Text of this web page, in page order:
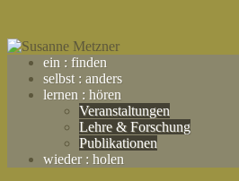
ein : finden
selbst : anders
lernen : hören
Veranstaltungen
Lehre & Forschung
Publikationen
wieder : holen